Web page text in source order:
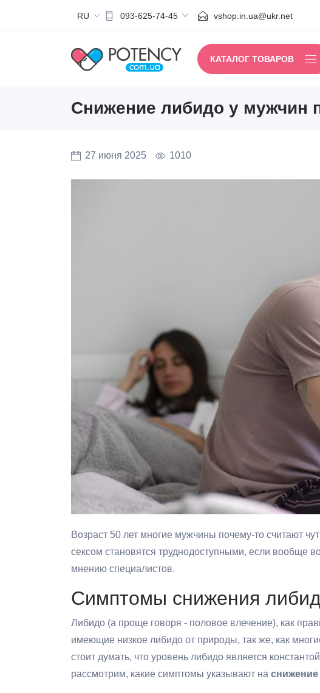
RU 093-625-74-45 vshop.in.ua@ukr.net
КАТАЛОГ ТОВАРОВ
Снижение либидо у мужчин
27 июня 2025 1010
Возраст 50 лет многие мужчины почему-то считают
сексом становятся труднодоступными, если вообще
мнению специалистов.
Симптомы снижения
Либидо (а проще говоря - половое влечение), как
имеющие низкое либидо от природы, так же, как
стоит думать, что уровень либидо является
рассмотрим, какие симптомы указывают на